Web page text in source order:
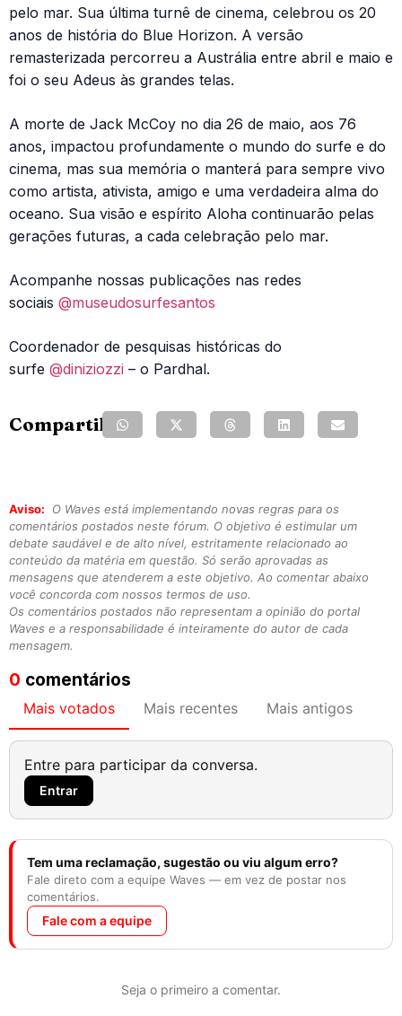
pelo mar. Sua última turnê de cinema, celebrou os 20
anos de história do Blue Horizon. A versão
remasterizada percorreu a Austrália entre abril e maio e
foi o seu Adeus às grandes telas.
A morte de Jack McCoy no dia 26 de maio, aos 76
anos, impactou profundamente o mundo do surfe e do
cinema, mas sua memória o manterá para sempre vivo
como artista, ativista, amigo e uma verdadeira alma do
oceano. Sua visão e espírito Aloha continuarão pelas
gerações futuras, a cada celebração pelo mar.
Acompanhe nossas publicações nas redes
sociais @museudosurfesantos
Coordenador de pesquisas históricas do
surfe @diniziozzi – o Pardhal.
Compartilhe:
Aviso:
O Waves está implementando novas regras para os
comentários postados neste fórum. O objetivo é estimular um
debate saudável e de alto nível, estritamente relacionado ao
conteúdo da matéria em questão. Só serão aprovadas as
mensagens que atenderem a este objetivo. Ao comentar abaixo
você concorda com nossos termos de uso.
Os comentários postados não representam a opinião do portal
Waves e a responsabilidade é inteiramente do autor de cada
mensagem.
0 comentários
Mais votados Mais recentes Mais antigos
Entre para participar da conversa.
Entrar
Tem uma reclamação, sugestão ou viu algum erro?
Fale direto com a equipe Waves — em vez de postar nos
comentários.
Fale com a equipe
Seja o primeiro a comentar.